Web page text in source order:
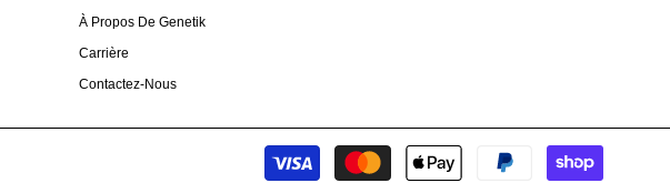
À Propos De Genetik
Carrière
Contactez-Nous
Modes